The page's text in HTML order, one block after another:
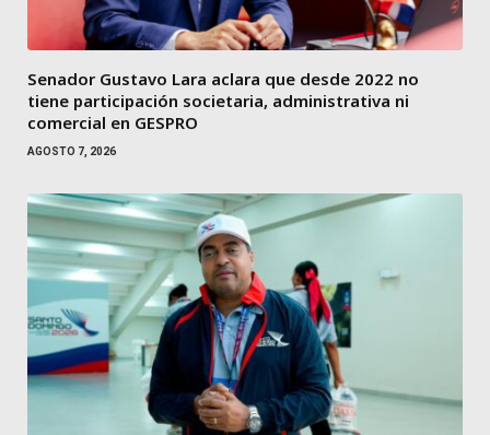
Senador Gustavo Lara aclara que desde 2022 no
tiene participación societaria, administrativa ni
comercial en GESPRO
AGOSTO 7, 2026